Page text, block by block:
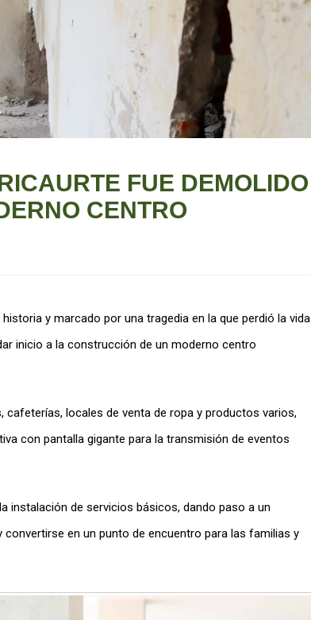
FUE DEMOLIDO
CENTRO
y marcado por una tragedia en la que perdió la vida
inicio a la construcción de un moderno centro
locales de venta de ropa y productos varios,
con pantalla gigante para la transmisión de eventos
instalación de servicios básicos, dando paso a un
en un punto de encuentro para las familias y